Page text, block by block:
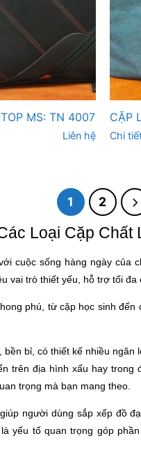
Loại Cặp Chất
cuộc sống hàng ngày của
vai trò thiết yếu, hỗ trợ tối
phú, từ cặp học sinh
bỉ, có thiết kế nhiều
trên địa hình xấu hay
trọng mà bạn mang theo.
người dùng sắp xếp đồ
yếu tố quan trọng góp
MS: TN 4007
Liên hệ
CẶP
Chi
1 2